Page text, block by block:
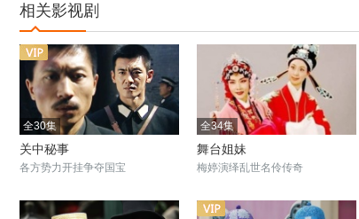
相关影视剧
全30集
关中秘事
各方势力开挂争夺国宝
全34集
舞台姐妹
梅婷演绎乱世名伶传奇